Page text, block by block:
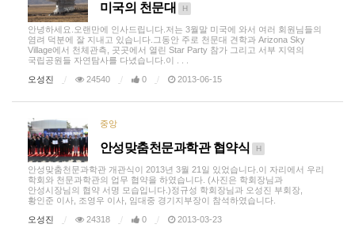
미국의 천문대 H
안녕하세요.오랜만에 인사드립니다.저는 3월말 미국에 와서 여러 회원님들의
염려 덕분에 잘 지내고 있습니다.그동안 주로 천문대 견학과 Arizona Sky
Village에서 천체관측, 곳곳에서 열린 Star Party 참가 그리고 서부 지역의
국립공원들 자연탐사를 다녔습니다.이 . . .
오성진
24540 0 2013-06-15
중앙
안성맞춤천문과학관 협약식 H
안성맞춤천문과학관 개관식이 2013년 3월 21일 있었습니다.이 자리에서 우리
학회와 천문과학관의 업무 협약을 하였습니다. (사진은 학회장님과
안성시장님의 협약 서명 모습입니다.)정규성 학회장님과 오성진 부회장,
황인준 이사, 조영우 이사, 임대중 경기지부장이 참석하였습니다.
오성진
24318 0 2013-03-23